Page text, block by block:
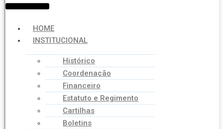
HOME
INSTITUCIONAL
Histórico
Coordenação
Financeiro
Estatuto e Regimento
Cartilhas
Boletins